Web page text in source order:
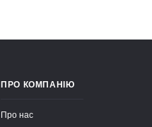
ПРО КОМПАНІЮ
Про нас